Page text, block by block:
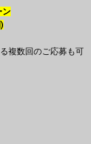
ン
複数回のご応募も可